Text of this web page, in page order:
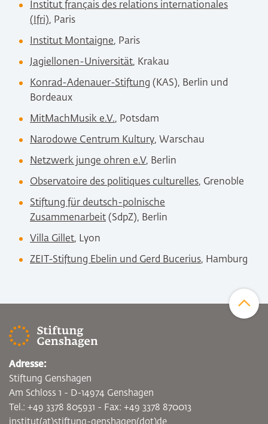
Institut français des relations internationales
(Ifri), Paris
Institut Montaigne, Paris
Jagiellonen-Universität, Krakau
Konrad-Adenauer-Stiftung (KAS), Berlin und
Bordeaux
MitMachMusik e.V., Potsdam
Narodowe Centrum Kultury, Warschau
Netzwerk junge ohren e.V, Berlin
Observatoire des politiques culturelles, Grenoble
Stiftung für deutsch-polnische
Zusammenarbeit (SdpZ), Berlin
Villa Gillet, Lyon
ZEIT-Stiftung Ebelin und Gerd Bucerius, Hamburg
Zum
Adresse:
Stiftung Genshagen
Am Schloss 1 - D-14974 Genshagen
Tel.: +49 3378 805931 - Fax: +49 3378 870013
institut(at)stiftung-genshagen(dot)de